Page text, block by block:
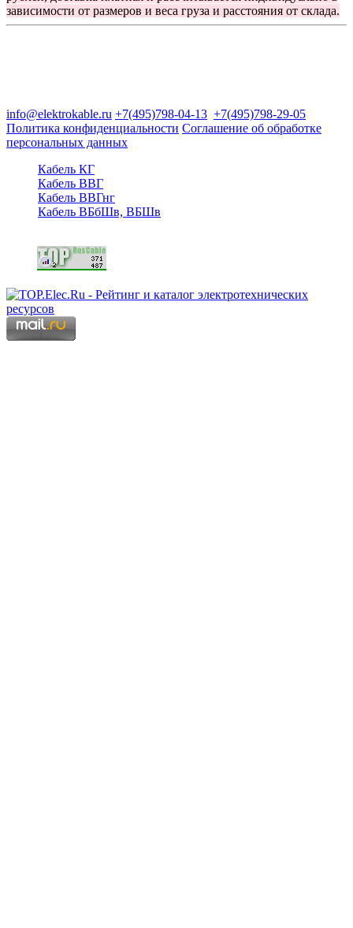
зависимости от размеров и веса груза и расстояния от склада.
info@elektrokable.ru +7(495)798-04-13 +7(495)798-29-05
Политика конфиденциальности Соглашение об обработке
персональных данных
Кабель КГ
Кабель ВВГ
Кабель ВВГнг
Кабель ВБбШв, ВБШв